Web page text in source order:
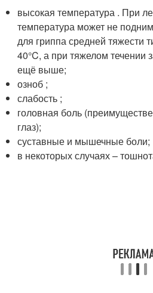
высокая температура . При
температура может не
для гриппа средней тяжести
40°C, а при тяжелом течении
ещё выше;
озноб ;
слабость ;
головная боль
глаз);
суставные и мышечные боли;
в некоторых случаях –